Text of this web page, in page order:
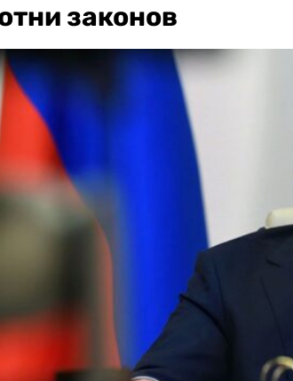
законов